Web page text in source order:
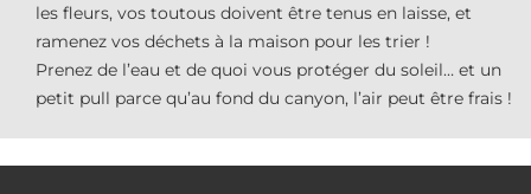
les fleurs, vos toutous doivent être tenus en laisse, et
ramenez vos déchets à la maison pour les trier !
Prenez de l’eau et de quoi vous protéger du soleil… et un
petit pull parce qu’au fond du canyon, l’air peut être frais !